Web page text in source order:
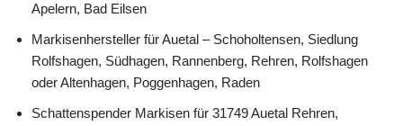
Apelern, Bad Eilsen
Markisenhersteller für Auetal – Schoholtensen, Siedlung
Rolfshagen, Südhagen, Rannenberg, Rehren, Rolfshagen
oder Altenhagen, Poggenhagen, Raden
Schattenspender Markisen für 31749 Auetal Rehren,